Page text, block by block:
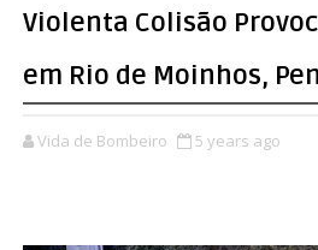
Violenta Colisão
em Rio de Moinhos,
Vida de Bombeiro 5 years ago